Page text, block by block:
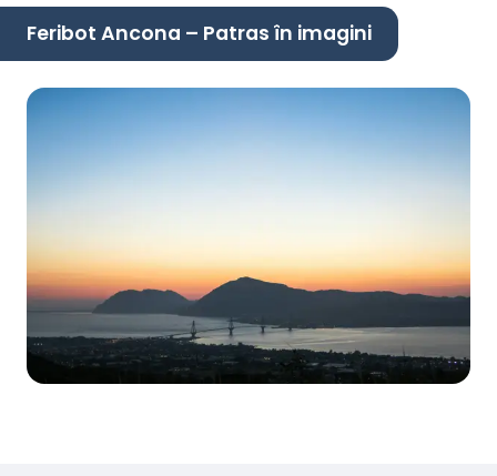
Feribot Ancona – Patras în imagini